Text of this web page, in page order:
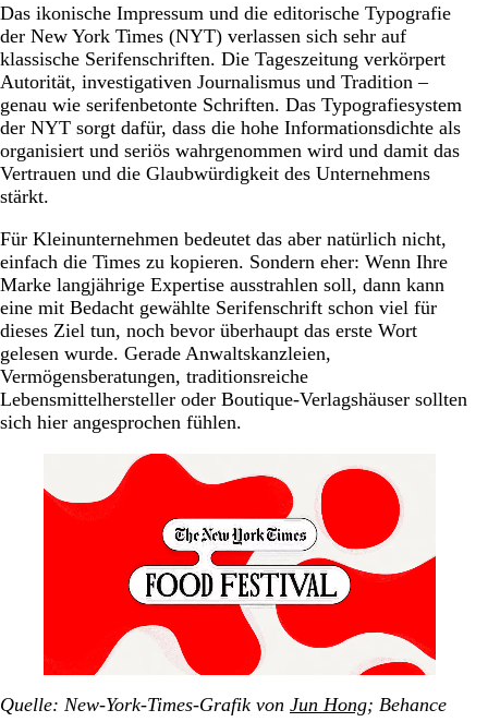
Das ikonische Impressum und die editorische Typografie
der New York Times (NYT) verlassen sich sehr auf
klassische Serifenschriften. Die Tageszeitung verkörpert
Autorität, investigativen Journalismus und Tradition –
genau wie serifenbetonte Schriften. Das Typografiesystem
der NYT sorgt dafür, dass die hohe Informationsdichte als
organisiert und seriös wahrgenommen wird und damit das
Vertrauen und die Glaubwürdigkeit des Unternehmens
stärkt.
Für Kleinunternehmen bedeutet das aber natürlich nicht,
einfach die Times zu kopieren. Sondern eher: Wenn Ihre
Marke langjährige Expertise ausstrahlen soll, dann kann
eine mit Bedacht gewählte Serifenschrift schon viel für
dieses Ziel tun, noch bevor überhaupt das erste Wort
gelesen wurde. Gerade Anwaltskanzleien,
Vermögensberatungen, traditionsreiche
Lebensmittelhersteller oder Boutique-Verlagshäuser sollten
sich hier angesprochen fühlen.
Quelle: New-York-Times-Grafik von Jun Hong; Behance